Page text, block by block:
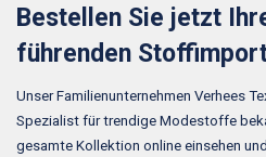
Bestellen Sie jetzt
führenden
Unser Familienunternehmen Verhees
Spezialist für trendige Modestoffe
gesamte Kollektion online einsehen